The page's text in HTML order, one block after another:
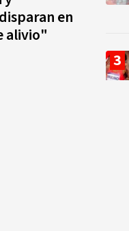
en
alivio"